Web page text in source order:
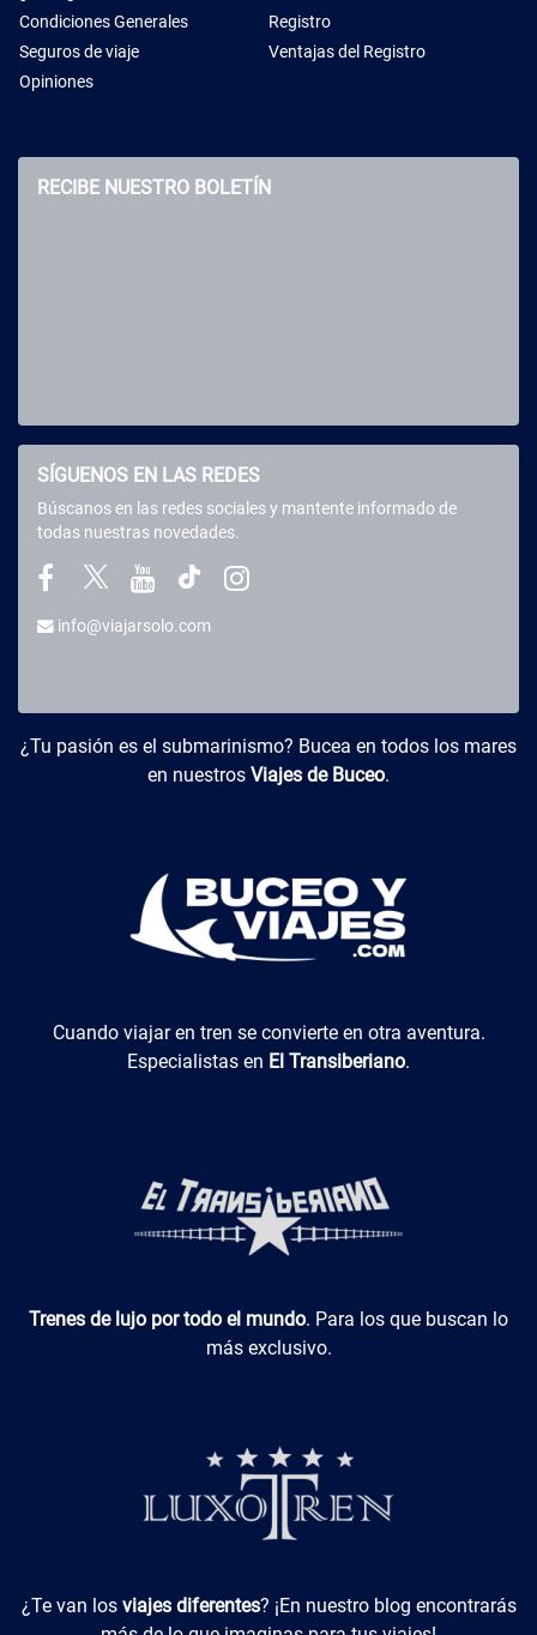
Condiciones Generales
Seguros de viaje
Opiniones
Registro
Ventajas del Registro
RECIBE NUESTRO BOLETÍN
SÍGUENOS EN LAS REDES
Búscanos en las redes sociales y mantente informado de
todas nuestras novedades.
info@viajarsolo.com
Buceo y Viajes
¿Tu pasión es el submarinismo? Bucea en todos los mares
en nuestros Viajes de Buceo.
El Transiberiano
Cuando viajar en tren se convierte en otra aventura.
Especialistas en El Transiberiano.
Luxotren
Trenes de lujo por todo el mundo. Para los que buscan lo
más exclusivo.
Viajes Diferentes
¿Te van los viajes diferentes? ¡En nuestro blog encontrarás